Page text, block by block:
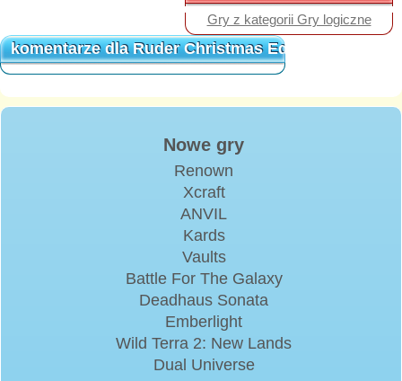
Gry z kategorii Gry logiczne
komentarze dla Ruder Christmas Edition
komentarze dla Ruder Christmas Edition
Nowe gry
Renown
Xcraft
ANVIL
Kards
Vaults
Battle For The Galaxy
Deadhaus Sonata
Emberlight
Wild Terra 2: New Lands
Dual Universe